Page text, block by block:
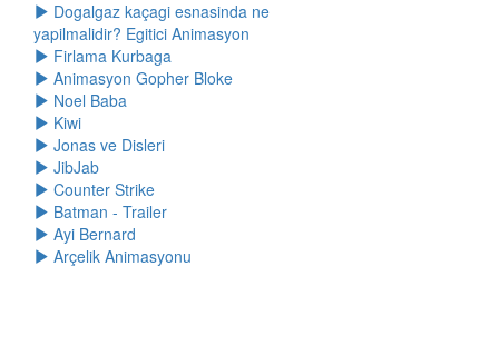
Dogalgaz kaçagi esnasinda ne
yapilmalidir? Egitici Animasyon
Firlama Kurbaga
Animasyon Gopher Bloke
Noel Baba
Kiwi
Jonas ve Disleri
JibJab
Counter Strike
Batman - Trailer
Ayi Bernard
Arçelik Animasyonu